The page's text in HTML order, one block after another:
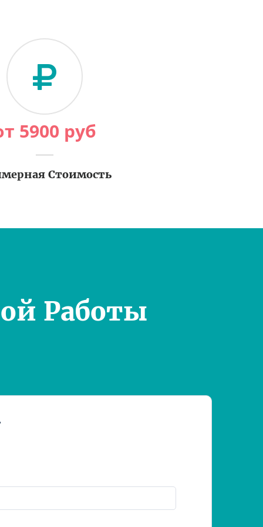
5900 руб
Стоимость
Работы